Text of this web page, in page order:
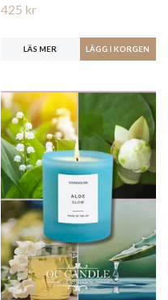
425 kr
LÄS MER